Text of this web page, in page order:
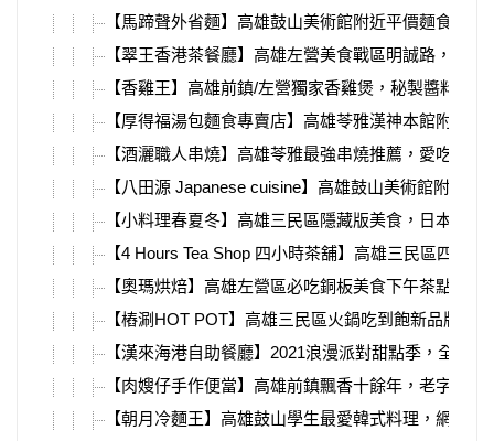
【馬蹄聲外省麵】高雄鼓山美術館附近平價麵食館
【翠王香港茶餐廳】高雄左營美食戰區明誠路，道
【香雞王】高雄前鎮/左營獨家香雞煲，秘製醬料＋
【厚得福湯包麵食專賣店】高雄苓雅漢神本館附近
【酒灑職人串燒】高雄苓雅最強串燒推薦，愛吃串
【八田源 Japanese cuisine】高雄鼓山美術館附近
【小料理春夏冬】高雄三民區隱藏版美食，日本師
【4 Hours Tea Shop 四小時茶舖】高雄三民區四小
【奧瑪烘焙】高雄左營區必吃銅板美食下午茶點心
【樁涮HOT POT】高雄三民區火鍋吃到飽新品牌，
【漢來海港自助餐廳】2021浪漫派對甜點季，全台
【肉嫂仔手作便當】高雄前鎮飄香十餘年，老字號
【朝月冷麵王】高雄鼓山學生最愛韓式料理，網友